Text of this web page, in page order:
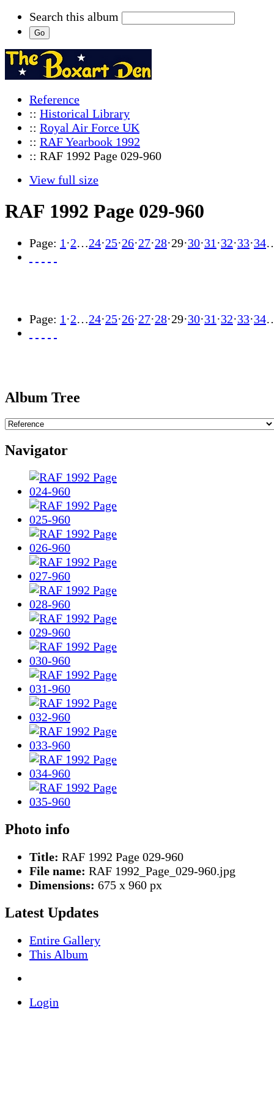
Search this album
Reference
:: Historical Library
:: Royal Air Force UK
:: RAF Yearbook 1992
:: RAF 1992 Page 029-960
View full size
RAF 1992 Page 029-960
Page: 1 ·2…24·25·26·27·28·29·30·31 ·32·33·34
Page: 1 ·2…24·25·26·27·28·29·30·31 ·32·33·34
Album Tree
Navigator
Photo info
Title: RAF 1992 Page 029-960
File name: RAF 1992_Page_029-960.jpg
Dimensions: 675 x 960 px
Latest Updates
Entire Gallery
This Album
Login